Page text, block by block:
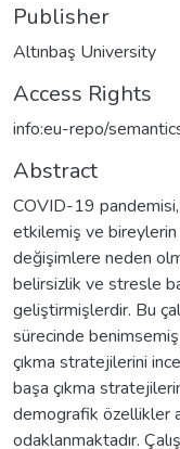
Publisher
Altınbaş University
Access Rights
info:eu-repo/
Abstract
COVID-19 pandemisi,
etkilemiş ve bireylerin
değişimlere neden
belirsizlik ve stresle
geliştirmişlerdir. Bu
sürecinde benimsemiş
çıkma stratejilerini
başa çıkma
demografik özellikler
odaklanmaktadır.